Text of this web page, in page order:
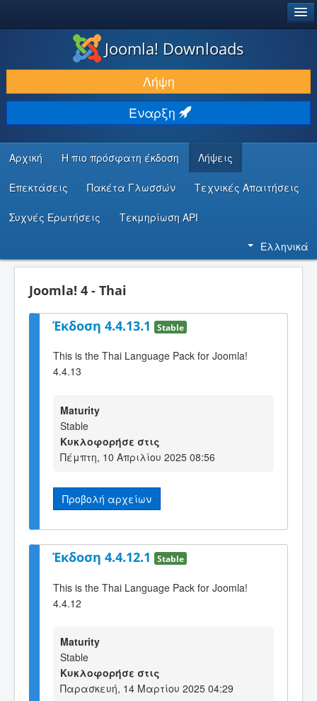
ΛΉΨΕΙΣ & ΕΠΕΚΤΆΣΕΙΣ
ΕΎΡΕΣΗ & ΜΆΘΗΣΗ
ΚΟΙΝΌΤΗΤΑ & ΥΠΟΣΤΉΡΙΞΗ
ΠΌΡΟΙ ΠΡΟΓΡΑΜΜΑΤΙΣΤΏΝ
Joomla! Downloads
Λήψη
Έναρξη
Αρχική Η πιο πρόσφατη έκδοση Λήψεις
Επεκτάσεις Πακέτα Γλωσσών Τεχνικές Απαιτήσεις
Συχνές Ερωτήσεις Τεκμηρίωση API
Ελληνικά
Joomla! 4 - Thai
Έκδοση 4.4.13.1 Stable
This is the Thai Language Pack for Joomla!
4.4.13
Maturity
Stable
Κυκλοφορήσε στις
Πέμπτη, 10 Απριλίου 2025 08:56
Προβολή αρχείων
Έκδοση 4.4.12.1 Stable
This is the Thai Language Pack for Joomla!
4.4.12
Maturity
Stable
Κυκλοφορήσε στις
Παρασκευή, 14 Μαρτίου 2025 04:29